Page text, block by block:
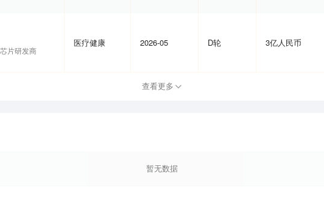
片研发商
医疗健康 2026-05 D轮 3亿人民币
查看更多
暂无数据